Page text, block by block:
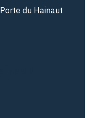
du Hainaut